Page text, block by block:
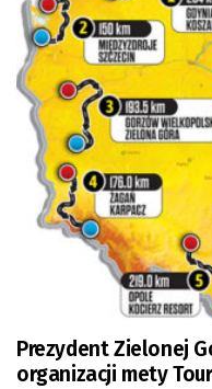
Prezydent Zielonej
organizacji mety